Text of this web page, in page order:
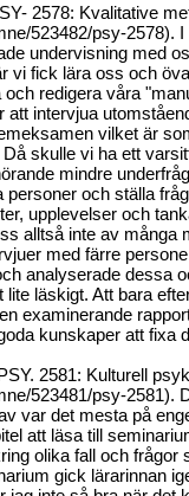
2578: Kvalitative
523482/psy-2578).
undervisning med
vi fick lära oss och
redigera våra
intervjua
vilket är
skulle vi ha ett
mindre
och ställa
upplevelser och
alltså inte av många
med färre
analyserade dessa
läskigt. Att bara
examinerande
kunskaper att fixa
2581: Kulturell
523481/psy-2581).
var det mesta på
att läsa till
olika fall och frågor
gick lärarinnan